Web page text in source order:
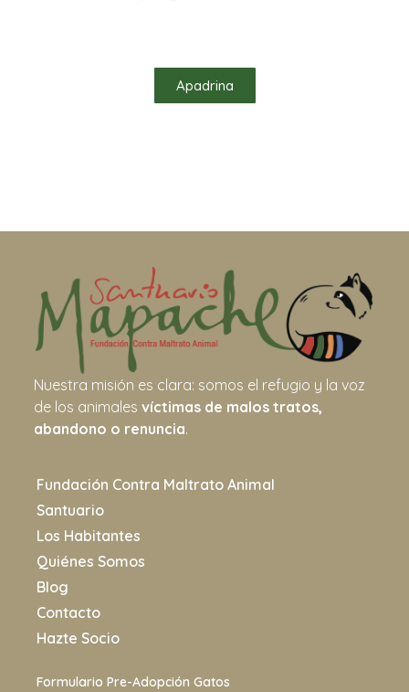
Apadrina
Nuestra misión es clara: somos el refugio y la voz
de los animales víctimas de malos tratos,
abandono o renuncia.
Fundación Contra Maltrato Animal
Santuario
Los Habitantes
Quiénes Somos
Blog
Contacto
Hazte Socio
Formulario Pre-Adopción Gatos